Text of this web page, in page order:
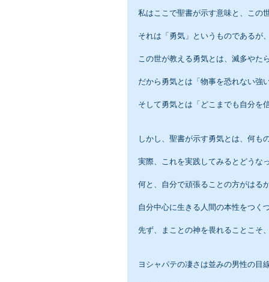
私はここで聖書が示す意味と、この
それは「勇気」というものであるが
この世が教える勇気とは、滅多やた
だから勇気とは「物事を恐れない強
そして勇気とは「どこまでも自分を
しかし、聖書が示す勇気とは、何も
実際、これを実践してみるとどうな
何と、自分で頑張ることの方がはる
自分中心に生きる人間の本性をつく
先ず、まことの神を畏れることこそ
ヨシャパテの凄さは並みの男性の目